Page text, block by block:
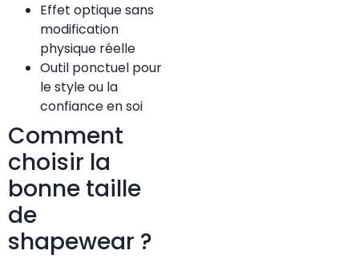
Effet optique sans
modification
physique réelle
Outil ponctuel pour
le style ou la
confiance en soi
Comment
choisir la
bonne taille
de
shapewear ?